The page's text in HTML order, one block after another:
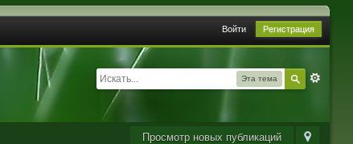
Войти Регистрация
Эта тема
Просмотр новых публикаций